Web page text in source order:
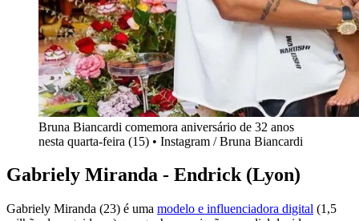
Bruna Biancardi comemora aniversário de 32 anos
nesta quarta-feira (15) • Instagram / Bruna Biancardi
Gabriely Miranda - Endrick (Lyon)
Gabriely Miranda (23) é uma modelo e influenciadora digital (1,5